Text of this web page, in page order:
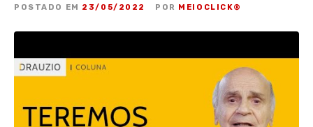
POSTADO EM 23/05/2022 POR MEIOCLICK®